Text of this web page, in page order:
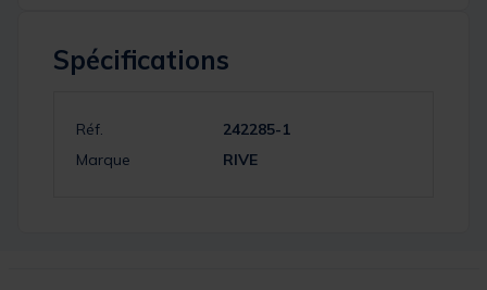
Spécifications
Réf.
242285-1
Marque
RIVE